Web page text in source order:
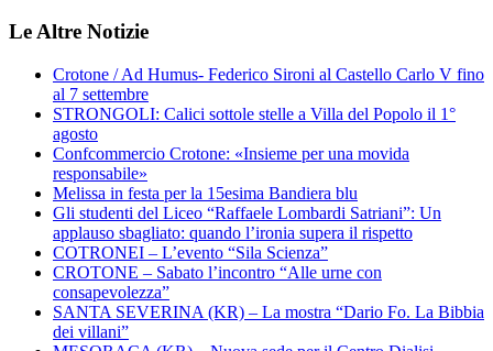
Le Altre Notizie
Crotone / Ad Humus- Federico Sironi al Castello Carlo V fino
al 7 settembre
STRONGOLI: Calici sottole stelle a Villa del Popolo il 1°
agosto
Confcommercio Crotone: «Insieme per una movida
responsabile»
Melissa in festa per la 15esima Bandiera blu
Gli studenti del Liceo “Raffaele Lombardi Satriani”: Un
applauso sbagliato: quando l’ironia supera il rispetto
COTRONEI – L’evento “Sila Scienza”
CROTONE – Sabato l’incontro “Alle urne con
consapevolezza”
SANTA SEVERINA (KR) – La mostra “Dario Fo. La Bibbia
dei villani”